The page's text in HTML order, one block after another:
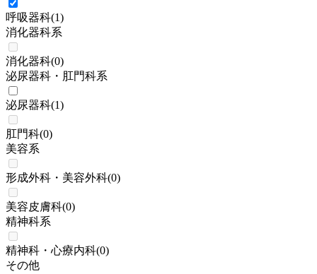
呼吸器科(1)
消化器科系
消化器科(0)
泌尿器科・肛門科系
泌尿器科(1)
肛門科(0)
美容系
形成外科・美容外科(0)
美容皮膚科(0)
精神科系
精神科・心療内科(0)
その他